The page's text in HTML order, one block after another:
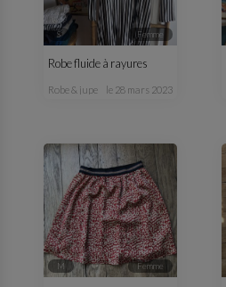
S femme
Robe fluide à rayures
robe & jupe le 28 mars 2023
M femme